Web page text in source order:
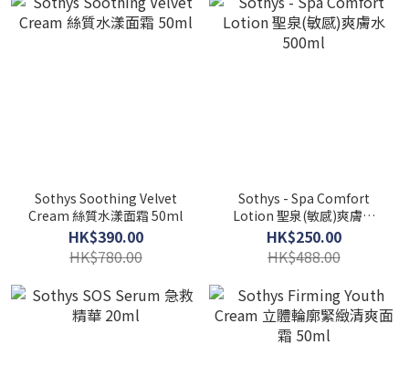
Sothys Soothing Velvet
Cream 絲質水漾面霜 50ml
HK$390.00
HK$780.00
Sothys - Spa Comfort
Lotion 聖泉(敏感)爽膚水
500ml
HK$250.00
HK$488.00